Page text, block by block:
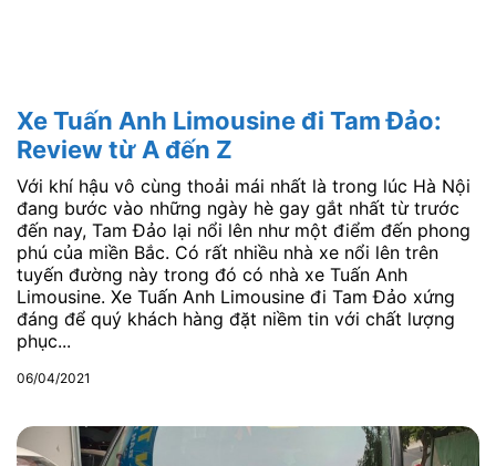
Xe Tuấn Anh Limousine đi Tam Đảo:
Review từ A đến Z
Với khí hậu vô cùng thoải mái nhất là trong lúc Hà Nội
đang bước vào những ngày hè gay gắt nhất từ trước
đến nay, Tam Đảo lại nổi lên như một điểm đến phong
phú của miền Bắc. Có rất nhiều nhà xe nổi lên trên
tuyến đường này trong đó có nhà xe Tuấn Anh
Limousine. Xe Tuấn Anh Limousine đi Tam Đảo xứng
đáng để quý khách hàng đặt niềm tin với chất lượng
phục...
06/04/2021